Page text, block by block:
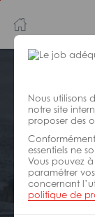
Nous utilisons
notre site
proposer des
essentiels ne
Vous pouvez
paramétrer
concernant
politique de
au
contenu
principal
navigation
Réf : 0DB-
Interim